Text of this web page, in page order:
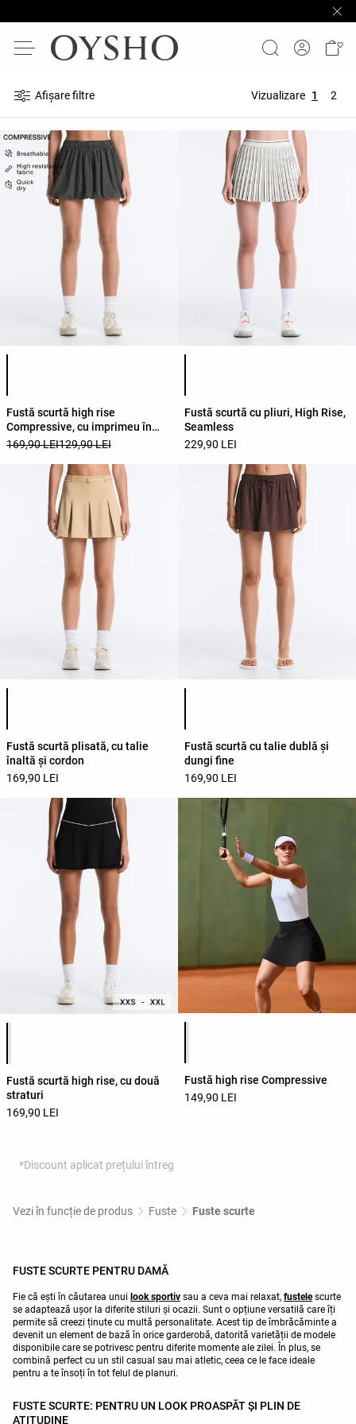
Afișare filtre Vizualizare 1 2
Fustă scurtă high rise
Compressive, cu imprimeu în
carouri
169,90 LEI129,90 LEI
Fustă scurtă cu pliuri, High Rise,
Seamless
229,90 LEI
Fustă scurtă plisată, cu talie
înaltă și cordon
169,90 LEI
Fustă scurtă cu talie dublă și
dungi fine
169,90 LEI
Lista de culori ale produsului
Fustă scurtă high rise, cu două
straturi
169,90 LEI
Lista de culori ale produsului
Fustă high rise Compressive
149,90 LEI
*Discount aplicat prețului întreg
Vezi în funcție de produs Fuste Fuste scurte
FUSTE SCURTE PENTRU DAMĂ
Fie că ești în căutarea unui look sportiv sau a ceva mai relaxat, fustelescurte
se adaptează ușor la diferite stiluri și ocazii. Sunt o opțiune versatilă care îți
permite să creezi ținute cu multă personalitate. Acest tip de îmbrăcăminte a
devenit un element de bază în orice garderobă, datorită varietății de modele
disponibile care se potrivesc pentru diferite momente ale zilei. În plus, se
combină perfect cu un stil casual sau mai atletic, ceea ce le face ideale
pentru a te însoți în tot felul de planuri.
FUSTE SCURTE: PENTRU UN LOOK PROASPĂT ȘI PLIN DE
ATITUDINE